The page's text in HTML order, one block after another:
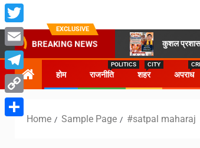
EXCLUSIVE
BREAKING NEWS कुशल
होम राजनीति
POLITICS
शहर
CITY
अपराध
Home Sample Page #satpal maharaj
Facebook
Twitter
Email
Telegram
Copy
Share